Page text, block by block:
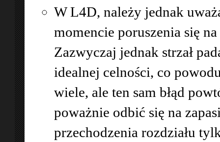
W L4D, należy jednak
momencie poruszenia się
Zazwyczaj jednak strzał
idealnej celności, co
wiele, ale ten sam błąd
poważnie odbić się na
przechodzenia rozdziału